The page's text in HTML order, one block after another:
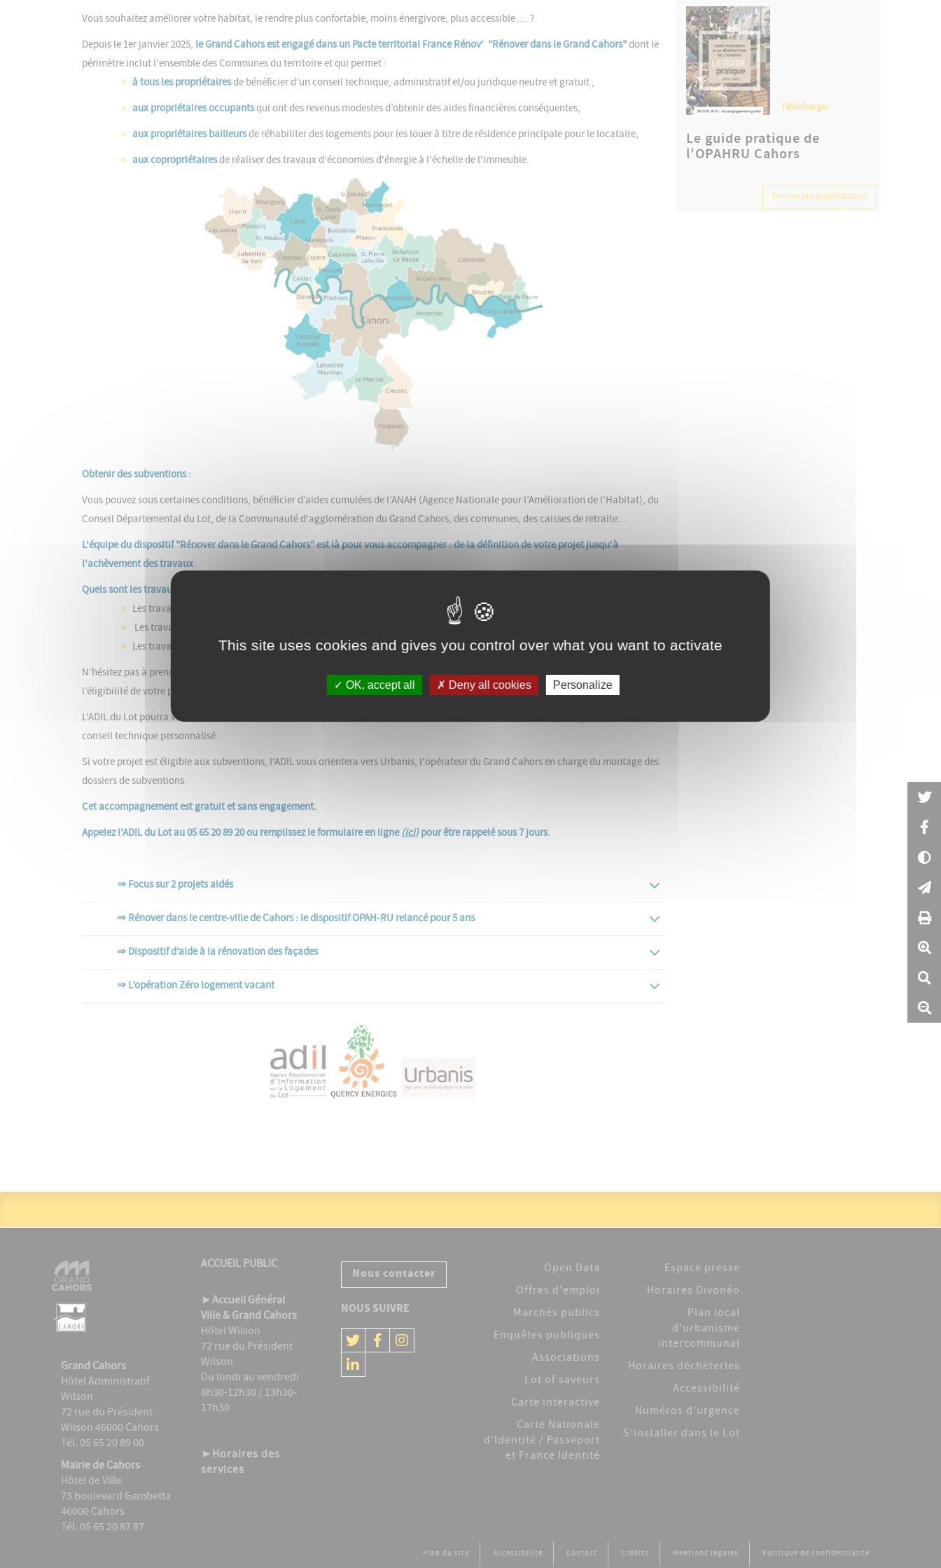
Vous souhaitez améliorer votre habitat, le rendre plus confortable, moins énergivore, plus accessible…. ?
Depuis le 1er janvier 2025, le Grand Cahors est engagé dans un Pacte territorial France Rénov' "Rénover dans le Grand Cahors"dont le
périmètre inclut l'ensemble des Communes du territoire et qui permet :
à tous les propriétairesde bénéficier d'un conseil technique, administratif et/ou juridique neutre et gratuit ,
aux propriétaires occupantsqui ont des revenus modestes d’obtenir des aides financières conséquentes,
aux propriétaires bailleursde réhabiliter des logements pour les louer à titre de résidence principale pour le locataire,
aux copropriétairesde réaliser des travaux d'économies d'énergie à l'échelle de l'immeuble.
Obtenir des subventions :
Vous pouvez sous certaines conditions, bénéficier d’aides cumulées de l’ANAH (Agence Nationale pour l’Amélioration de l’Habitat), du
Conseil Départemental du Lot, de la Communauté d'agglomération du Grand Cahors, des communes, des caisses de retraite…
L'équipe du dispositif "Rénover dans le Grand Cahors" est là pour vous accompagner : de la définition de votre projet jusqu'à
l'achèvement des travaux.
Quels sont les travaux éligibles ?
Les travaux de
rénovation énergétique d'un logement ou d'une copropriété,
Les travaux d’
adaptation de votre logement, à la vieillesse ou au handicap,
Les travaux de
réhabilitation d’un logement dégradé/indigne et/ou vacant…
N’hésitez pas à prendre contact avec
l'ADIL du Lot, guichet unique du dispositif , qui vous renseignera sur les aides et étudiera
l’éligibilité de votre projet.
L'ADIL du Lot pourra vous proposer un conseil administratif ou fiscal personnalisé ou vous orienter vers Quercy Energies pour un
conseil technique personnalisé.
Si votre projet est éligible aux subventions, l'ADIL vous orientera vers Urbanis, l'opérateur du Grand Cahors en charge du montage des
dossiers de subventions.
Cet accompagnement est gratuit et sans engagement.
Appelez l'ADIL du Lot au 05 65 20 89 20 ou remplissez le formulaire en ligne(ici)pour être rappelé sous 7 jours.
⇒ Focus sur 2 projets aidés
⇒ Rénover dans le centre-ville de Cahors : le dispositif OPAH-RU relancé pour 5 ans
⇒ Dispositif d’aide à la rénovation des façades
⇒ L’opération Zéro logement vacant
Télécharger
Le guide pratique de
l'OPAHRU Cahors
Toutes les publications
Grand Cahors
Hôtel Administratif
Wilson
72 rue du Président
Wilson 46000 Cahors
Tél. 05 65 20 89 00
Mairie de Cahors
Hôtel de Ville
73 boulevard Gambetta
46000 Cahors
Tél. 05 65 20 87 87
ACCUEIL PUBLIC
►Accueil Général
Ville & Grand Cahors
Hôtel Wilson
72 rue du Président
Wilson
Du lundi au vendredi
8h30-12h30 / 13h30-
17h30
► Horaires des
services
Nous contacter
NOUS SUIVRE
Open Data
Offres d'emploi
Marchés publics
Enquêtes publiques
Associations
Lot of saveurs
Carte interactive
Carte Nationale
d'Identité / Passeport
et France Identité
Espace presse
Horaires Divonéo
Plan local
d'urbanisme
intercommunal
Horaires déchèteries
Accessibilité
Numéros d'urgence
S'installer dans le Lot
Plan du site Accessibilité Contact Crédits Mentions légales Politique de confidentialité
This site uses cookies and gives you control over what you want to activate
OK, accept all Deny all cookies Personalize